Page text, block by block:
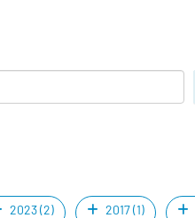
2023 (2) 2017 (1)